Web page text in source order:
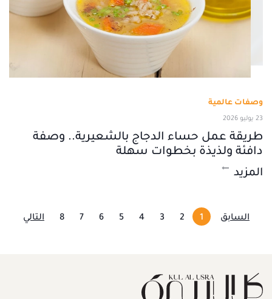
وصفات عالمية
23 يوليو 2026
طريقة عمل حساء الدجاج بالشعيرية.. وصفة
دافئة ولذيذة بخطوات سهلة
المزيد
السابق 1
2
3
4
5
6
7
8 التالي